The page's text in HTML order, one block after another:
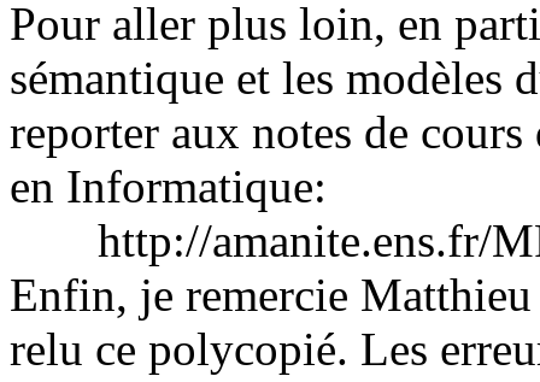
Pour aller plus loin, en
sémantique et les modèles
reporter aux notes de
en Informatique:
http://amanite.ens.fr/
Enfin, je remercie
relu ce polycopié. Les